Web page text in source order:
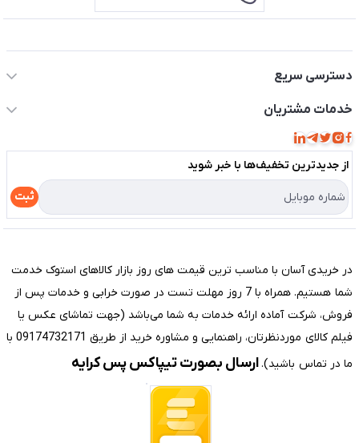
دسترسی سریع
حساب کاربری
مجله فروشگاه
لیست محصولات
درباره ما
تماس با ما
خدمات مشتریان
قوانین و مقررات
حریم خصوصی
راهنما
از جدید‌ترین تخفیف‌ها با‌ خبر شوید
ثبت
در خریدی آسان با مناسب ترین قیمت های روز بازار کالاهای استوک خدمت
شما هستیم. همراه با 7 روز مهلت تست در صورت خرابی و خدمات پس از
فروش، شرکت آماده ارائه خدمات به شما می‌باشد (جهت تماشای عکس یا
فیلم کالای موردنظرتان، راهنمایی و مشاوره خرید از طریق 09174732171 با
ما در تماس باشید).ارسال بصورت تیپاکس پس کرایه